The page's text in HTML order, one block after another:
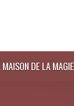
DE LA MAGIE